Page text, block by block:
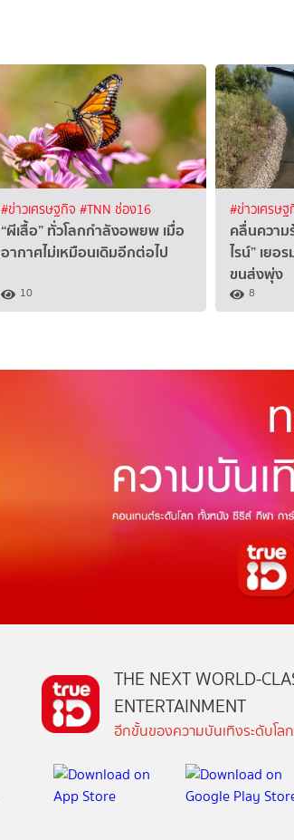
#ข่าวเศรษฐกิจ #TNN ช่อง16
“ผีเสื้อ” ทั่วโลกกำลังอพยพ เมื่อ
อากาศไม่เหมือนเดิมอีกต่อไป
10
#ข่าวเศรษฐ
คลื่นความ
ไรน์” เย
ขนส่งพุ่ง
8
THE NEXT WORLD-
ENTERTAINMENT
อีกขั้นของความบันเทิงระดับโล